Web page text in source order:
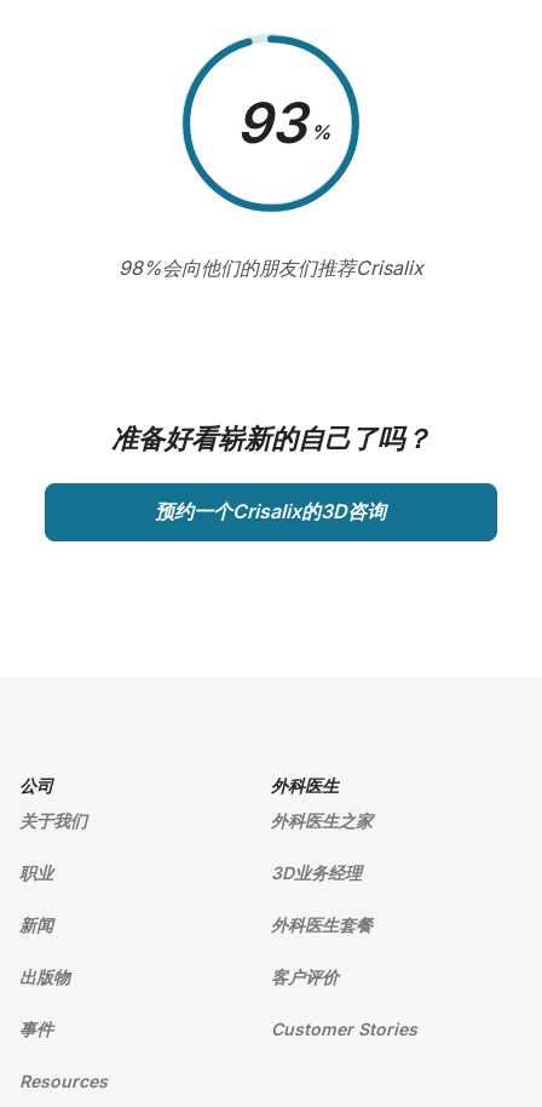
98 %
98%会向他们的朋友们推荐Crisalix
准备好看崭新的自己了吗？
预约一个Crisalix的3D咨询
公司
关于我们
职业
新闻
出版物
事件
Resources
外科医生
外科医生之家
3D业务经理
外科医生套餐
客户评价
Customer Stories